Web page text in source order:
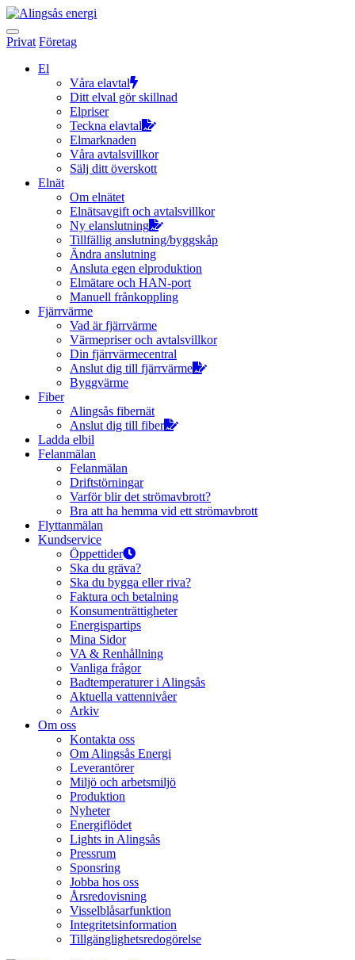
Hoppa
till
innehållet
Privat Företag
El
Våra elavtal
Ditt elval gör skillnad
Elpriser
Teckna elavtal
Elmarknaden
Våra avtalsvillkor
Sälj ditt överskott
Elnät
Om elnätet
Elnätsavgift och avtalsvillkor
Ny elanslutning
Tillfällig anslutning/byggskåp
Ändra anslutning
Ansluta egen elproduktion
Elmätare och HAN-port
Manuell frånkoppling
Fjärrvärme
Vad är fjärrvärme
Värmepriser och avtalsvillkor
Din fjärrvärmecentral
Anslut dig till fjärrvärme
Byggvärme
Fiber
Alingsås fibernät
Anslut dig till fiber
Ladda elbil
Felanmälan
Felanmälan
Driftstörningar
Varför blir det strömavbrott?
Bra att ha hemma vid ett strömavbrott
Flyttanmälan
Kundservice
Öppettider
Ska du gräva?
Ska du bygga eller riva?
Faktura och betalning
Konsumenträttigheter
Energispartips
Mina Sidor
VA & Renhållning
Vanliga frågor
Badtemperaturer i Alingsås
Aktuella vattennivåer
Arkiv
Om oss
Kontakta oss
Om Alingsås Energi
Leverantörer
Miljö och arbetsmiljö
Produktion
Nyheter
Energiflödet
Lights in Alingsås
Pressrum
Sponsring
Jobba hos oss
Årsredovisning
Visselblåsarfunktion
Integritetsinformation
Tillgänglighetsredogörelse